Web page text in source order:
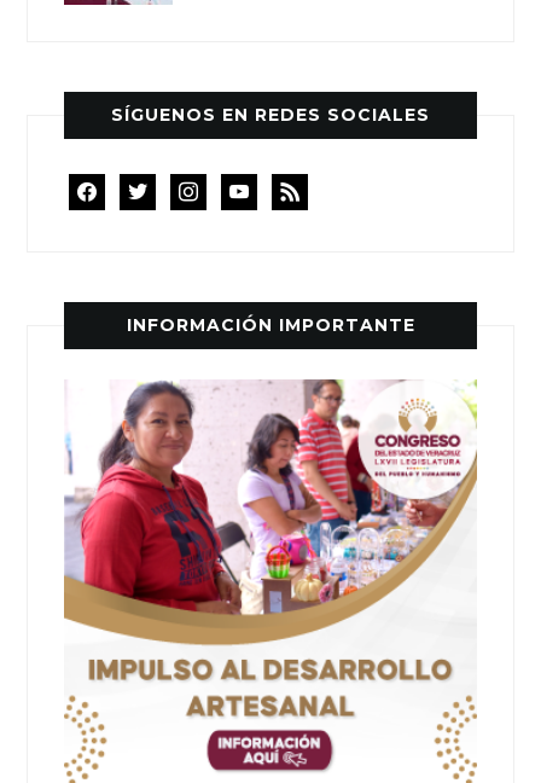
SÍGUENOS EN REDES SOCIALES
facebooktwitterinstagramyoutube
rss
INFORMACIÓN IMPORTANTE